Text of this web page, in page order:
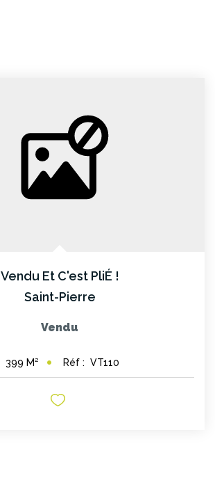
Vendu Et C'est PliÉ !
Saint-Pierre
Vendu
399 M² Réf : VT110